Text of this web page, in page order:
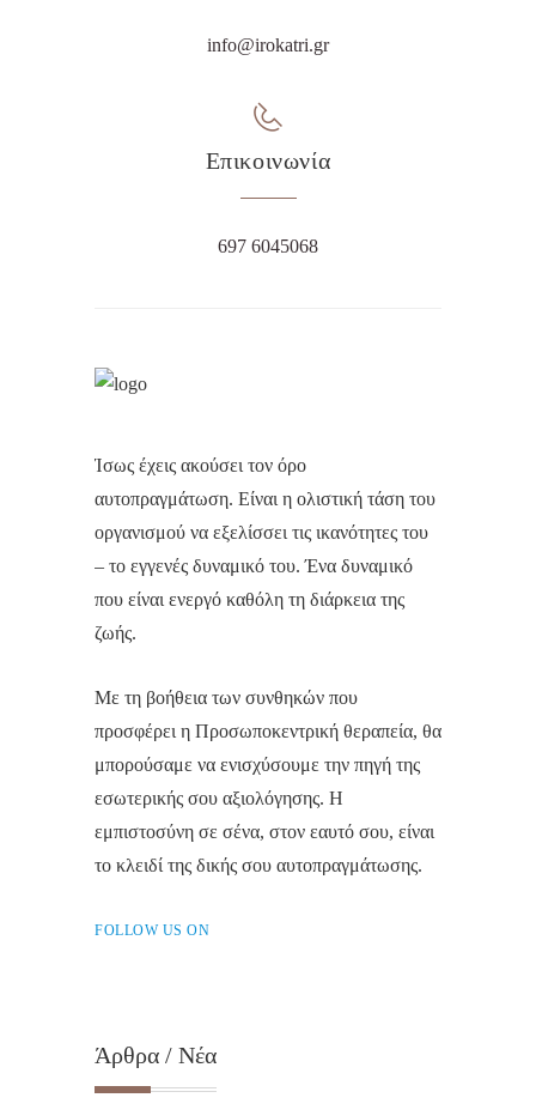
info@irokatri.gr
Επικοινωνία
697 6045068
Ίσως έχεις ακούσει τον όρο
αυτοπραγμάτωση. Είναι η ολιστική τάση του
οργανισμού να εξελίσσει τις ικανότητες του
– το εγγενές δυναμικό του. Ένα δυναμικό
που είναι ενεργό καθόλη τη διάρκεια της
ζωής.
Με τη βοήθεια των συνθηκών που
προσφέρει η Προσωποκεντρική θεραπεία, θα
μπορούσαμε να ενισχύσουμε την πηγή της
εσωτερικής σου αξιολόγησης. Η
εμπιστοσύνη σε σένα, στον εαυτό σου, είναι
το κλειδί της δικής σου αυτοπραγμάτωσης.
FOLLOW US ON
Άρθρα / Νέα